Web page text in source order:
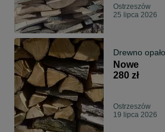
Ostrzeszów
25 lipca 2026
Drewno
Nowe
280 zł
Ostrzeszów
19 lipca 2026